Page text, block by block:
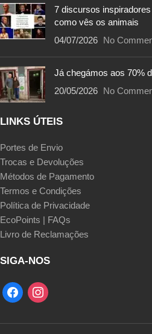
7 discursos
como vês os animais
04/07/2026 No
Já chegámos aos 70%
20/05/2026 No
LINKS ÚTEIS
Portes de Envio
Trocas e Devoluções
Métodos de Pagamento
Termos e Condições
Política de Privacidade
EcoPoints | FAQs
Livro de Reclamações
SIGA-NOS